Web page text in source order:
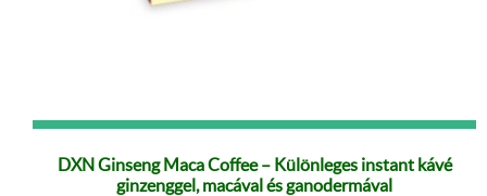
DXN Ginseng Maca Coffee – Különleges instant kávé
ginzenggel, macával és ganodermával